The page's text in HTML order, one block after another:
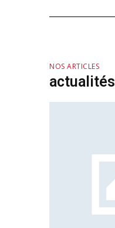
NOS ARTICLES
actualités